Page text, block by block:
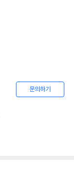
문의하기